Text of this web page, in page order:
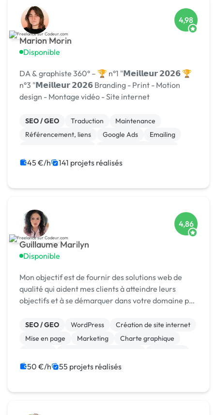
Marion Morin
Disponible
4,98
DA & graphiste 360° – 🏆 n°1 "𝗠𝗲𝗶𝗹𝗹𝗲𝘂𝗿 𝟮𝟬𝟮𝟲 🏆
n°3 "𝗠𝗲𝗶𝗹𝗹𝗲𝘂𝗿 𝟮𝟬𝟮𝟲 Branding - Print - Motion
design - Montage vidéo - Site internet
SEO / GEO Traduction
Maintenance
Référencement, liens
Google Ads
Emailing
Migration ou refonte de site
Landing page
45 €/h 141 projets réalisés
Guillaume Marilyn
Disponible
4,86
Mon objectif est de fournir des solutions web de
qualité qui aident mes clients à atteindre leurs
objectifs et à se démarquer dans votre domaine par
fonctionnelles qui captivent les utilisateurs. Je
vou...
SEO / GEO WordPress
Création de site internet
Mise en page
Marketing
Charte graphique
Audio, Video, Multimedia
50 €/h 55 projets réalisés